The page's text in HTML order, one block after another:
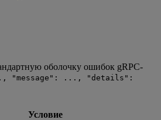
оболочку ошибок gRPC-
"message": ..., "details":
Условие